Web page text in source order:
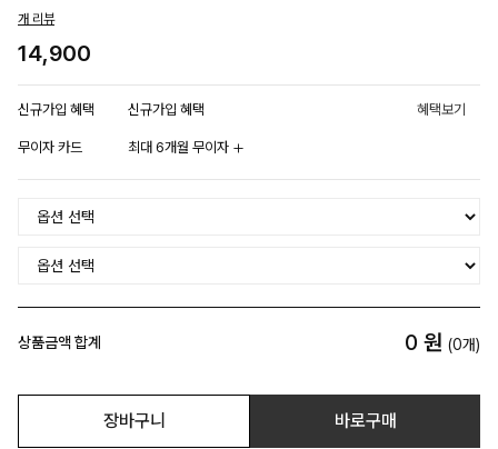
개 리뷰
14,900
신규가입 혜택 신규가입 혜택 혜택보기
무이자 카드 최대 6개월 무이자
상품금액 합계 0 원 (0개)
장바구니 바로구매